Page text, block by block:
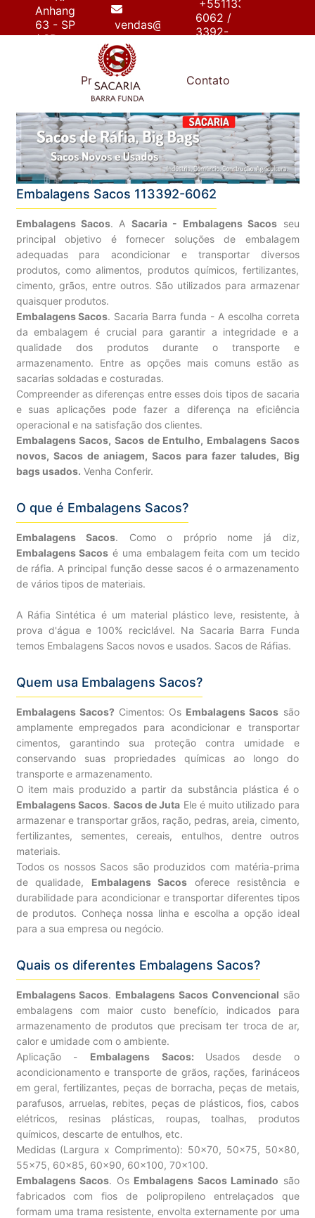
Anhanguera,
63 - SP
/ SP
vendas@sacariabarrafunda.com.br
+55113392-
6062 /
3392-
Produtos Contato
Embalagens Sacos 113392-6062
Embalagens Sacos. A Sacaria - Embalagens Sacos seu
principal objetivo é fornecer soluções de embalagem
adequadas para acondicionar e transportar diversos
produtos, como alimentos, produtos químicos, fertilizantes,
cimento, grãos, entre outros. São utilizados para armazenar
quaisquer produtos.
Embalagens Sacos. Sacaria Barra funda - A escolha correta
da embalagem é crucial para garantir a integridade e a
qualidade dos produtos durante o transporte e
armazenamento. Entre as opções mais comuns estão as
sacarias soldadas e costuradas.
Compreender as diferenças entre esses dois tipos de sacaria
e suas aplicações pode fazer a diferença na eficiência
operacional e na satisfação dos clientes.
Embalagens Sacos, Sacos de Entulho, Embalagens Sacos
novos, Sacos de aniagem, Sacos para fazer taludes, Big
bags usados. Venha Conferir.
O que é Embalagens Sacos?
Embalagens Sacos. Como o próprio nome já diz,
Embalagens Sacos é uma embalagem feita com um tecido
de ráfia. A principal função desse sacos é o armazenamento
de vários tipos de materiais.
A Ráfia Sintética é um material plástico leve, resistente, à
prova d'água e 100% reciclável. Na Sacaria Barra Funda
temos Embalagens Sacos novos e usados. Sacos de Ráfias.
Quem usa Embalagens Sacos?
Embalagens Sacos? Cimentos: Os Embalagens Sacos são
amplamente empregados para acondicionar e transportar
cimentos, garantindo sua proteção contra umidade e
conservando suas propriedades químicas ao longo do
transporte e armazenamento.
O item mais produzido a partir da substância plástica é o
Embalagens Sacos. Sacos de Juta Ele é muito utilizado para
armazenar e transportar grãos, ração, pedras, areia, cimento,
fertilizantes, sementes, cereais, entulhos, dentre outros
materiais.
Todos os nossos Sacos são produzidos com matéria-prima
de qualidade, Embalagens Sacos oferece resistência e
durabilidade para acondicionar e transportar diferentes tipos
de produtos. Conheça nossa linha e escolha a opção ideal
para a sua empresa ou negócio.
Quais os diferentes Embalagens Sacos?
Embalagens Sacos. Embalagens Sacos Convencional são
embalagens com maior custo benefício, indicados para
armazenamento de produtos que precisam ter troca de ar,
calor e umidade com o ambiente.
Aplicação - Embalagens Sacos: Usados desde o
acondicionamento e transporte de grãos, rações, farináceos
em geral, fertilizantes, peças de borracha, peças de metais,
parafusos, arruelas, rebites, peças de plásticos, fios, cabos
elétricos, resinas plásticas, roupas, toalhas, produtos
químicos, descarte de entulhos, etc.
Medidas (Largura x Comprimento): 50×70, 50×75, 50×80,
55×75, 60×85, 60×90, 60×100, 70×100.
Embalagens Sacos. Os Embalagens Sacos Laminado são
fabricados com fios de polipropileno entrelaçados que
formam uma trama resistente, envolta externamente por uma